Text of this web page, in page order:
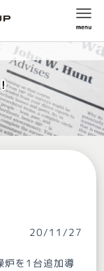
20/11/27
炉を1台追加導